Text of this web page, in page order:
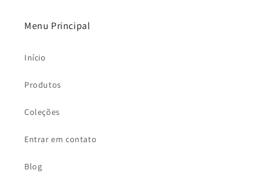
Menu Principal
Início
Produtos
Coleções
Entrar em contato
Blog